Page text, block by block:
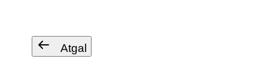
Atgal